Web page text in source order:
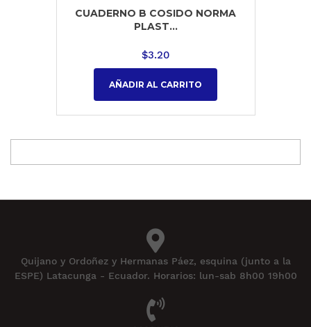
CUADERNO B COSIDO NORMA
PLAST...
$3.20
AÑADIR AL CARRITO
Quijano y Ordoñez y Hermanas Páez, esquina (junto a la
ESPE) Latacunga - Ecuador. Horarios: lun-sab 8h00 19h00